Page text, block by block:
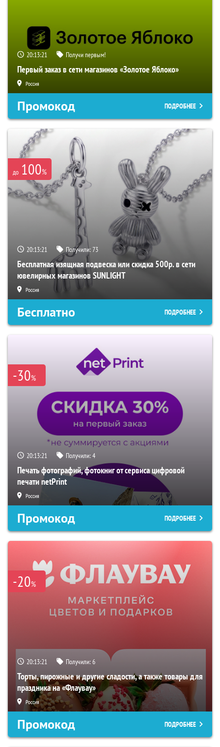
20:13:20 Получи первым!
Первый заказ в сети магазинов «Золотое Яблоко»
Россия
Промокод ПОДРОБНЕЕ
до 100%
20:13:20 Получили:73
Бесплатная изящная подвеска или скидка 500р. в сети
ювелирных магазинов SUNLIGHT
Россия
Бесплатно ПОДРОБНЕЕ
-30%
20:13:20 Получили:4
Печать фотографий, фотокниг от сервиса цифровой
печати netPrint
Россия
Промокод ПОДРОБНЕЕ
-20%
20:13:20 Получили:6
Торты, пирожные и другие сладости, а также товары для
праздника на «Флаувау»
Россия
Промокод ПОДРОБНЕЕ